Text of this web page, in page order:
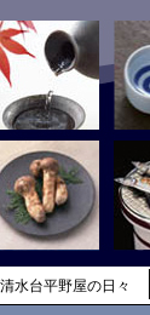
水台平野屋の日々